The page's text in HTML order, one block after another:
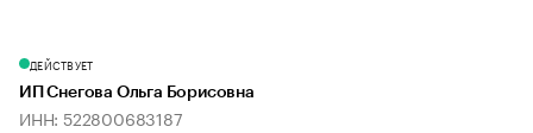
ДЕЙСТВУЕТ
ИП Снегова Ольга Борисовна
ИНН: 522800683187